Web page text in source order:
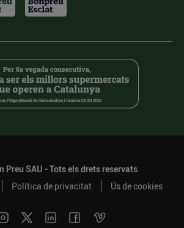
Preu SAU - Tots els drets reservats
Política de privacitat Ús de cookies